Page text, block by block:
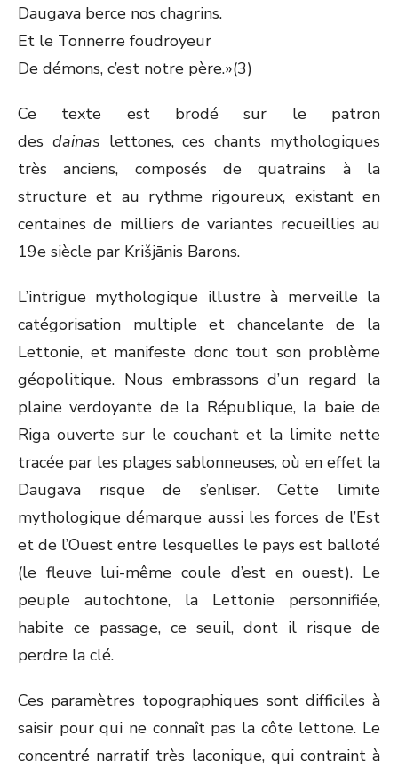
Daugava berce nos chagrins.
Et le Tonnerre foudroyeur
De démons, c’est notre père.»(3)
Ce texte est brodé sur le patron
des dainas lettones, ces chants mythologiques
très anciens, composés de quatrains à la
structure et au rythme rigoureux, existant en
centaines de milliers de variantes recueillies au
19e siècle par Krišjānis Barons.
L’intrigue mythologique illustre à merveille la
catégorisation multiple et chancelante de la
Lettonie, et manifeste donc tout son problème
géopolitique. Nous embrassons d’un regard la
plaine verdoyante de la République, la baie de
Riga ouverte sur le couchant et la limite nette
tracée par les plages sablonneuses, où en effet la
Daugava risque de s’enliser. Cette limite
mythologique démarque aussi les forces de l’Est
et de l’Ouest entre lesquelles le pays est balloté
(le fleuve lui-même coule d’est en ouest). Le
peuple autochtone, la Lettonie personnifiée,
habite ce passage, ce seuil, dont il risque de
perdre la clé.
Ces paramètres topographiques sont difficiles à
saisir pour qui ne connaît pas la côte lettone. Le
concentré narratif très laconique, qui contraint à